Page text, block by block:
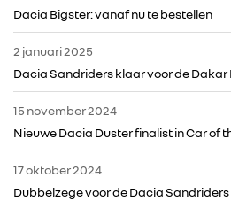
ALPINE
ALLIANCE
FOTO’S & VIDEO’S
IN DE MEDIA
Dacia Bigster: vanaf nu te bestellen
2 januari 2025
Dacia Sandriders klaar voor de Dakar
15 november 2024
Nieuwe Dacia Duster finalist in Car of
17 oktober 2024
Dubbelzege voor de Dacia